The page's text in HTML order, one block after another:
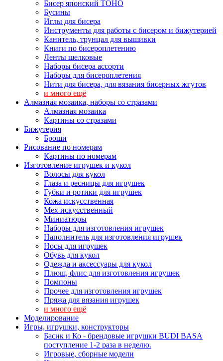
Бисер японский TOHO
Бусины
Иглы для бисера
Инструменты для работы с бисером и бижутерией
Канитель, трунцал для вышивки
Книги по бисероплетению
Ленты шелковые
Наборы бисера ассорти
Наборы для бисероплетения
Нити для бисера, для вязания бисерных жгутов
и много ещё
Алмазная мозаика, наборы со стразами
Алмазная мозаика
Картины co стразами
Бижутерия
Броши
Рисование по номерам
Картины по номерам
Изготовление игрушек и кукол
Волосы для кукол
Глаза и ресницы для игрушек
Губки и ротики для игрушек
Кожа искусственная
Мех искусственный
Миниатюры
Наборы для изготовления игрушек
Наполнитель для изготовления игрушек
Носы для игрушек
Обувь для кукол
Одежда и аксессуары для кукол
Плюш, флис для изготовления игрушек
Помпоны
Прочее для изготовления игрушек
Пряжа для вязания игрушек
и много ещё
Моделирование
Игры, игрушки, конструкторы
Басик и Ко - брендовые игрушки BUDI BASA
поступление 1-2 раза в неделю.
Игровые, сборные модели